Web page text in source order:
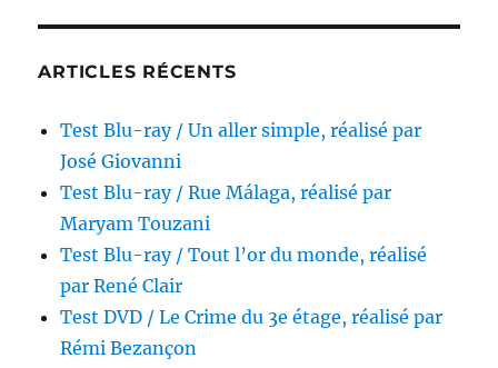
Brigitte
ARTICLES RÉCENTS
Test Blu-ray / Un aller simple, réalisé par
José Giovanni
Test Blu-ray / Rue Málaga, réalisé par
Maryam Touzani
Test Blu-ray / Tout l’or du monde, réalisé
par René Clair
Test DVD / Le Crime du 3e étage, réalisé par
Rémi Bezançon